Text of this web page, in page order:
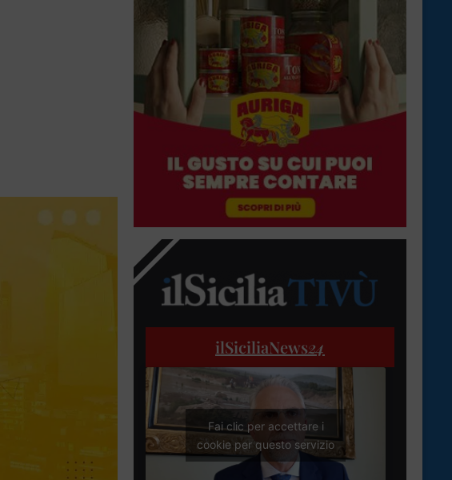
ilSiciliaNews24
Fai clic per accettare i
cookie per questo servizio